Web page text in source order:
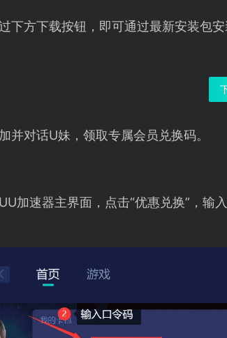
下方下载按钮，即可通过最新安装包安
并对话U妹，领取专属会员兑换码。
加速器主界面，点击“优惠兑换”，输